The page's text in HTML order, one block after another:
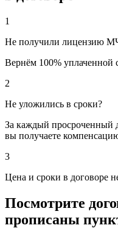
1
Не получили лицензию
Вернём 100% уплаченной
2
Не уложились в сроки?
За каждый просроченный
вы получаете
3
Цена и сроки в договоре
Посмотрите
прописаны